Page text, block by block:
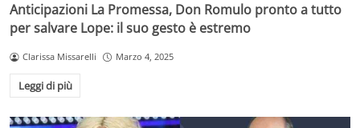
Anticipazioni La Promessa, Don Romulo pronto a tutto
per salvare Lope: il suo gesto è estremo
Clarissa Missarelli Marzo 4, 2025
Leggi di più